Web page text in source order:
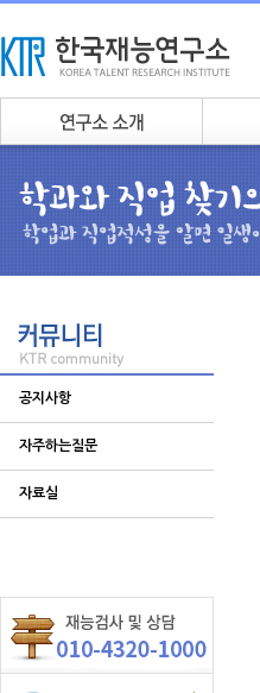
공지사항
자주하는질문
자료실